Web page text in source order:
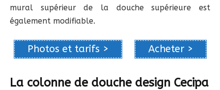
mural supérieur de la douche supérieure est
également modifiable.
Photos et tarifs > Acheter >
La colonne de douche design Cecipa